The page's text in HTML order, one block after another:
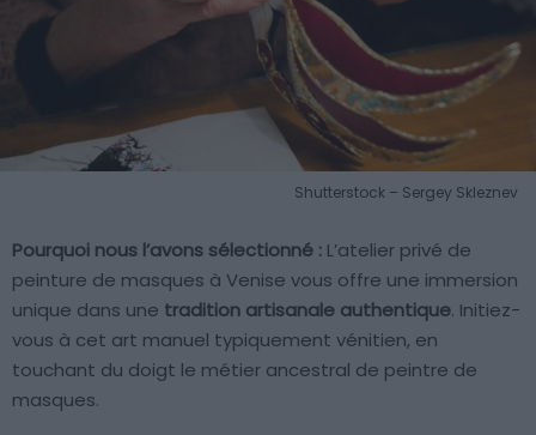
Shutterstock – Sergey Skleznev
Pourquoi nous l’avons sélectionné : L’atelier privé de
peinture de masques à Venise vous offre une immersion
unique dans une tradition artisanale authentique. Initiez-
vous à cet art manuel typiquement vénitien, en
touchant du doigt le métier ancestral de peintre de
masques.